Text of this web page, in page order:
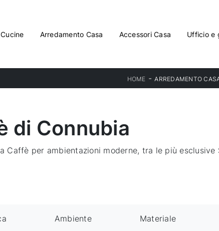
Cucine Arredamento Casa Accessori Casa Ufficio e
HOME -ARREDAMENTO
di Connubia
Caffè per ambientazioni moderne, tra le più esclusive
Ambiente Materiale